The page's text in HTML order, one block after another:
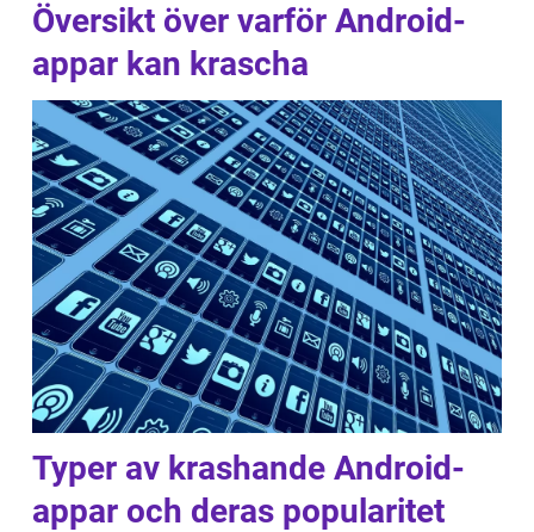
Översikt över varför Android-
appar kan krascha
Typer av krashande Android-
appar och deras popularitet